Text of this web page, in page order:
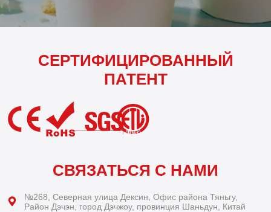
СЕРТИФИЦИРОВАННЫЙ
ПАТЕНТ
СВЯЗАТЬСЯ С НАМИ
№268, Северная улица Дексин, Офис района Тяньгу,
Район Дэчэн, город Дэчжоу, провинция Шаньдун, Китай